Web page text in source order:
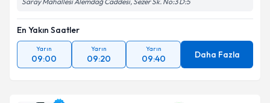
En Yakın Saatler
Yarın
09:00
Yarın
09:20
Yarın
09:40 Daha Fazla